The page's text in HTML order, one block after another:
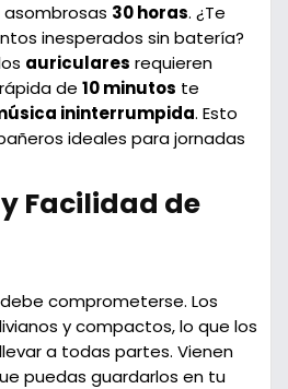
30 horas. ¿Te
inesperados sin batería?
auriculares requieren
de 10 minutos te
ininterrumpida. Esto
ideales para jornadas
Facilidad de
comprometerse. Los
y compactos, lo que los
a todas partes. Vienen
puedas guardarlos en tu